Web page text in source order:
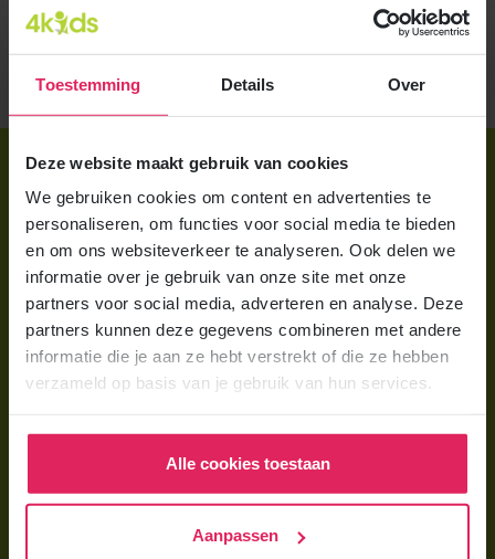
Toestemming Details Over
Deze website maakt gebruik van cookies
We gebruiken cookies om content en advertenties te
personaliseren, om functies voor social media te bieden
en om ons websiteverkeer te analyseren. Ook delen we
informatie over je gebruik van onze site met onze
partners voor social media, adverteren en analyse. Deze
partners kunnen deze gegevens combineren met andere
informatie die je aan ze hebt verstrekt of die ze hebben
verzameld op basis van je gebruik van hun services.
Alle cookies toestaan
Aanpassen
Brochure aanvragen
Direct regelen
Aanmelden bij 4Kids
Brochure aanvragen
Berekening maken
Voor ouders
Wat is gastouderopvang?
Wat kost een gastouder?